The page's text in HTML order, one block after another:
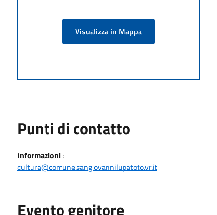
Visualizza in Mappa
Punti di contatto
Informazioni :
cultura@comune.sangiovannilupatoto.vr.it
Evento genitore